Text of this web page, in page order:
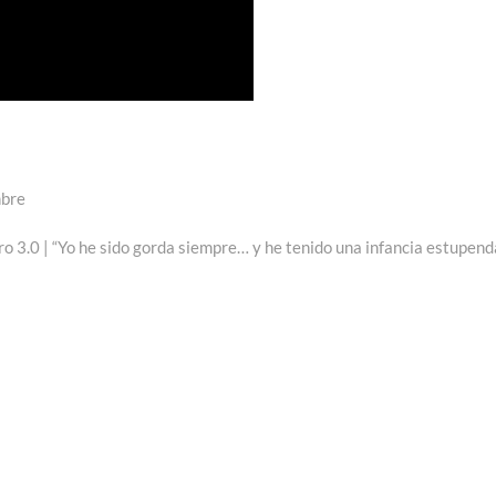
3.0 | “Yo he sido gorda siempre… y he tenido una infancia